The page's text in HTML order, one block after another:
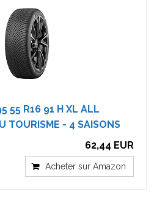
55 R16 91 H XL ALL
TOURISME - 4 SAISONS
62,44 EUR
Acheter sur Amazon